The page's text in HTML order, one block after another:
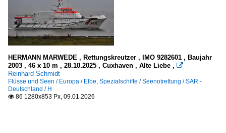
HERMANN MARWEDE , Rettungskreutzer , IMO 9282601 , Baujahr
2003 , 46 x 10 m , 28.10.2025 , Cuxhaven , Alte Liebe , 
Reinhard Schmidt
Flüsse und Seen / Europa / Elbe, Spezialschiffe / Seenotrettung / SAR -
Deutschland / H
 86 1280x853 Px, 09.01.2026